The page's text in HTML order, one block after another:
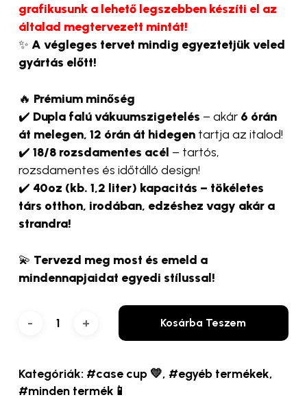
grafikusunk a lehető legszebben készíti el az
általad megtervezett mintát!
✨ A végleges tervet mindig egyeztetjük veled
gyártás előtt!
🔥 Prémium minőség
✔️ Dupla falú vákuumszigetelés – akár 6 órán
át melegen, 12 órán át hidegentartja az italod!
✔️ 18/8 rozsdamentes acél – tartós,
rozsdamentes és időtálló design!
✔️ 40oz (kb. 1,2 liter) kapacitás – tökéletes
társ otthon, irodában, edzéshez vagy akár a
strandra!
💫 Tervezd meg most és emeld a
mindennapjaidat egyedi stílussal!
Kosárba Teszem
Kategóriák: #case cup 💛, #egyéb termékek,
#minden termék📱